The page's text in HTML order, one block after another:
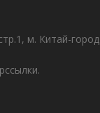
м. Китай-город